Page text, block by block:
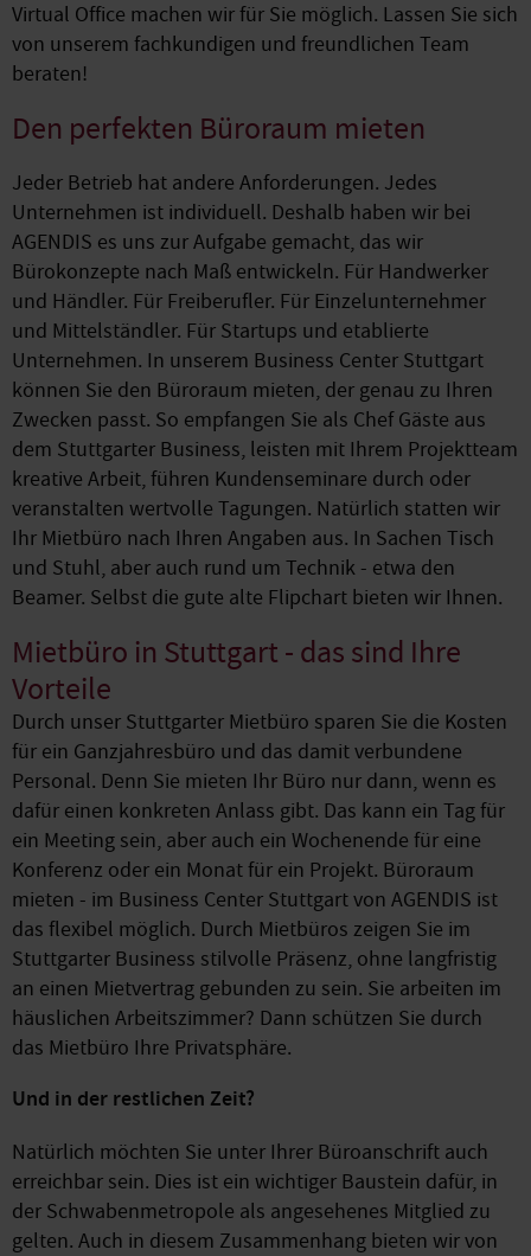
Virtual Office machen wir für Sie möglich. Lassen Sie sich
von unserem fachkundigen und freundlichen Team
beraten!
Den perfekten Büroraum mieten
Jeder Betrieb hat andere Anforderungen. Jedes
Unternehmen ist individuell. Deshalb haben wir bei
AGENDIS es uns zur Aufgabe gemacht, das wir
Bürokonzepte nach Maß entwickeln. Für Handwerker
und Händler. Für Freiberufler. Für Einzelunternehmer
und Mittelständler. Für Startups und etablierte
Unternehmen. In unserem Business Center Stuttgart
können Sie den Büroraum mieten, der genau zu Ihren
Zwecken passt. So empfangen Sie als Chef Gäste aus
dem Stuttgarter Business, leisten mit Ihrem Projektteam
kreative Arbeit, führen Kundenseminare durch oder
veranstalten wertvolle Tagungen. Natürlich statten wir
Ihr Mietbüro nach Ihren Angaben aus. In Sachen Tisch
und Stuhl, aber auch rund um Technik - etwa den
Beamer. Selbst die gute alte Flipchart bieten wir Ihnen.
Mietbüro in Stuttgart - das sind Ihre
Vorteile
Durch unser Stuttgarter Mietbüro sparen Sie die Kosten
für ein Ganzjahresbüro und das damit verbundene
Personal. Denn Sie mieten Ihr Büro nur dann, wenn es
dafür einen konkreten Anlass gibt. Das kann ein Tag für
ein Meeting sein, aber auch ein Wochenende für eine
Konferenz oder ein Monat für ein Projekt. Büroraum
mieten - im Business Center Stuttgart von AGENDIS ist
das flexibel möglich. Durch Mietbüros zeigen Sie im
Stuttgarter Business stilvolle Präsenz, ohne langfristig
an einen Mietvertrag gebunden zu sein. Sie arbeiten im
häuslichen Arbeitszimmer? Dann schützen Sie durch
das Mietbüro Ihre Privatsphäre.
Und in der restlichen Zeit?
Natürlich möchten Sie unter Ihrer Büroanschrift auch
erreichbar sein. Dies ist ein wichtiger Baustein dafür, in
der Schwabenmetropole als angesehenes Mitglied zu
gelten. Auch in diesem Zusammenhang bieten wir von